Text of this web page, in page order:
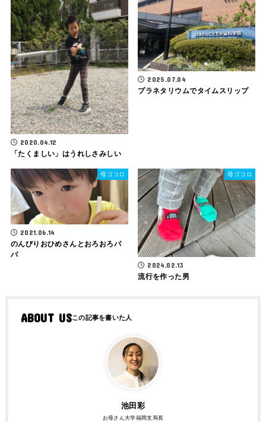
2020.04.12
「たくましい」はうれしさみしい
2025.07.04
プラネタリウムでタイムスリップ
母ゴコロ
2021.06.14
のんびりおひめさんとおろおろパ
パ
母ゴコロ
2024.02.13
流行を作った男
ABOUT US
池田彩
お母さん大学福岡支局長